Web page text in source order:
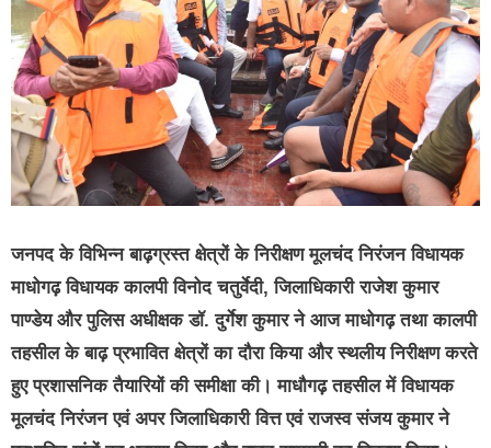
जनपद के विभिन्न बाढ़ग्रस्त क्षेत्रों के निरीक्षण मूलचंद निरंजन विधायक
माधोगढ़ विधायक कालपी विनोद चतुर्वेदी, जिलाधिकारी राजेश कुमार
पाण्डेय और पुलिस अधीक्षक डॉ. दुर्गेश कुमार ने आज माधोगढ़ तथा कालपी
तहसील के बाढ़ प्रभावित क्षेत्रों का दौरा किया और स्थलीय निरीक्षण करते
हुए प्रशासनिक तैयारियों की समीक्षा की। माधौगढ़ तहसील में विधायक
मूलचंद निरंजन एवं अपर जिलाधिकारी वित्त एवं राजस्व संजय कुमार ने